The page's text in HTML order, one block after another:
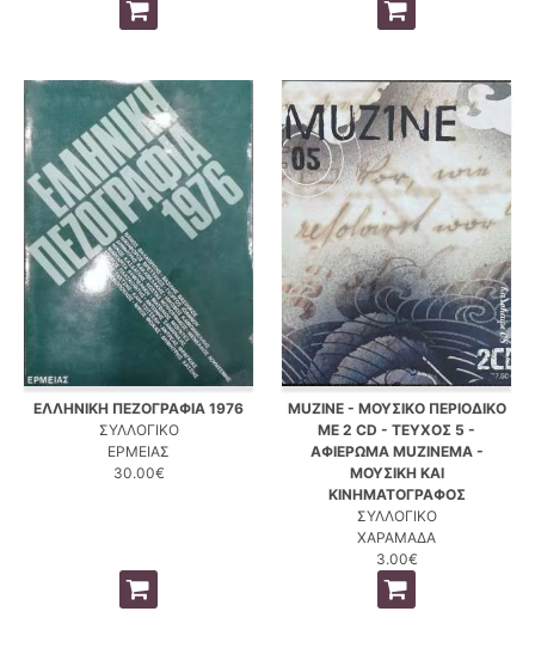
ΕΛΛΗΝΙΚΗ ΠΕΖΟΓΡΑΦΙΑ 1976
ΣΥΛΛΟΓΙΚΟ
ΕΡΜΕΙΑΣ
30.00€
MUZINE - ΜΟΥΣΙΚΟ ΠΕΡΙΟΔΙΚΟ
ΜΕ 2 CD - ΤΕΥΧΟΣ 5 -
ΑΦΙΕΡΩΜΑ MUZINEMA -
ΜΟΥΣΙΚΗ ΚΑΙ
ΚΙΝΗΜΑΤΟΓΡΑΦΟΣ
ΣΥΛΛΟΓΙΚΟ
ΧΑΡΑΜΑΔΑ
3.00€